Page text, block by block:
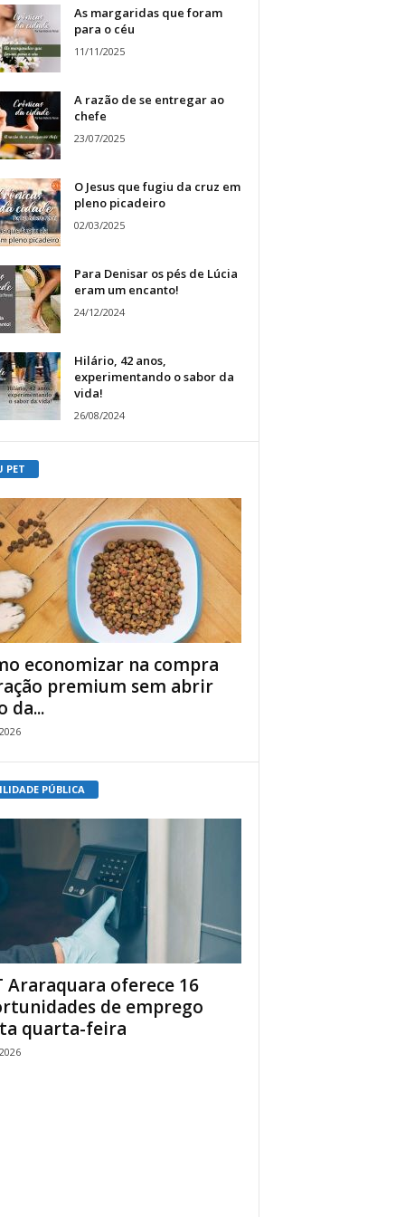
As margaridas que foram
para o céu
11/11/2025
A razão de se entregar ao
chefe
23/07/2025
O Jesus que fugiu da cruz em
pleno picadeiro
02/03/2025
Para Denisar os pés de Lúcia
eram um encanto!
24/12/2024
Hilário, 42 anos,
experimentando o sabor da
vida!
26/08/2024
PET
economizar na compra
premium sem abrir
da...
PÚBLICA
Araraquara oferece 16
de emprego
quarta-feira